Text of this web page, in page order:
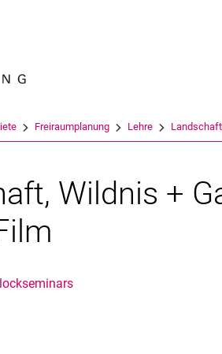
Freiraumplanung Lehre
Wildnis +